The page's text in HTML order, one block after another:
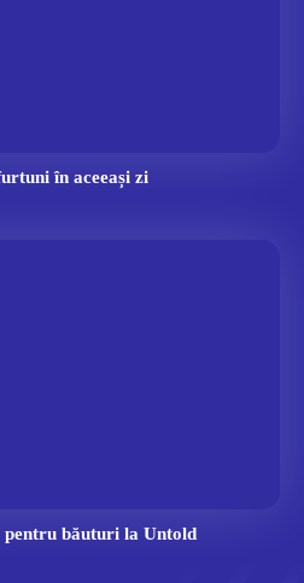
în aceeași zi
pentru băuturi la Untold